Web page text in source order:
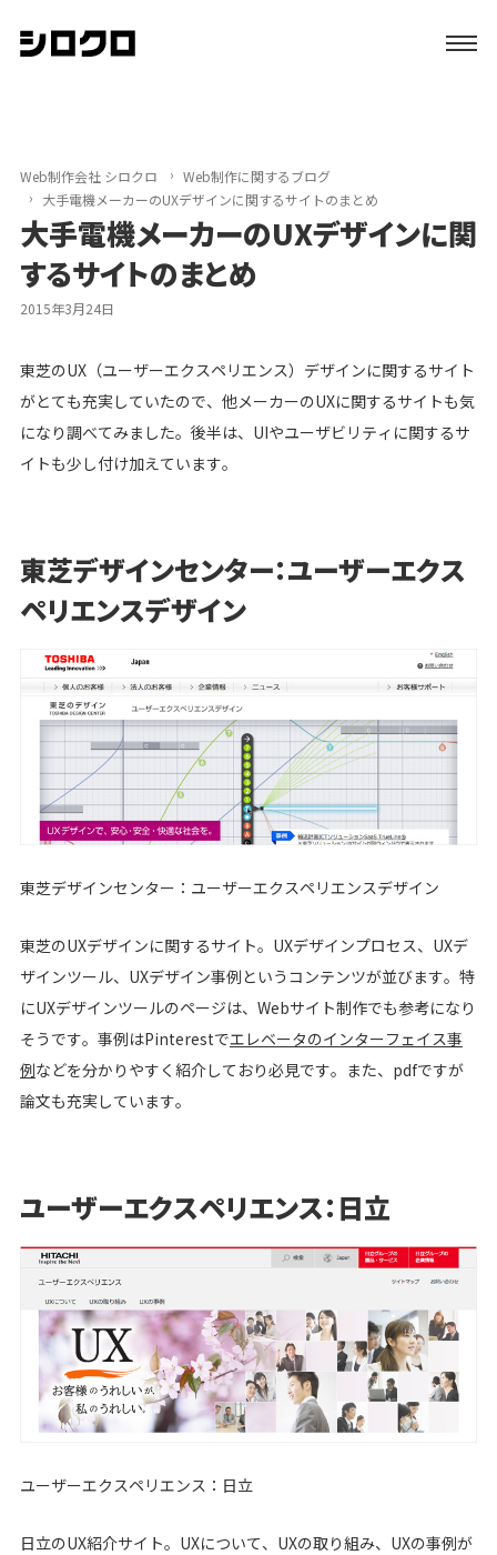
サービス
制作実績
ブログ
会社案内
お問い合わせ
無料オンライン相談
Web制作会社 シロクロ
Web制作に関するブログ
大手電機メーカーのUXデザインに関するサイトのまとめ
大手電機メーカーのUXデザインに関
するサイトのまとめ
2015年3月24日
東芝のUX（ユーザーエクスペリエンス）デザインに関するサイト
がとても充実していたので、他メーカーのUXに関するサイトも気
になり調べてみました。後半は、UIやユーザビリティに関するサ
イトも少し付け加えています。
東芝デザインセンター：ユーザーエクス
ペリエンスデザイン
東芝デザインセンター：ユーザーエクスペリエンスデザイン
東芝のUXデザインに関するサイト。UXデザインプロセス、UXデ
ザインツール、UXデザイン事例というコンテンツが並びます。特
にUXデザインツールのページは、Webサイト制作でも参考になり
そうです。事例はPinterestでエレベータのインターフェイス事
例などを分かりやすく紹介しており必見です。また、pdfですが
論文も充実しています。
ユーザーエクスペリエンス：日立
ユーザーエクスペリエンス：日立
日立のUX紹介サイト。UXについて、UXの取り組み、UXの事例が